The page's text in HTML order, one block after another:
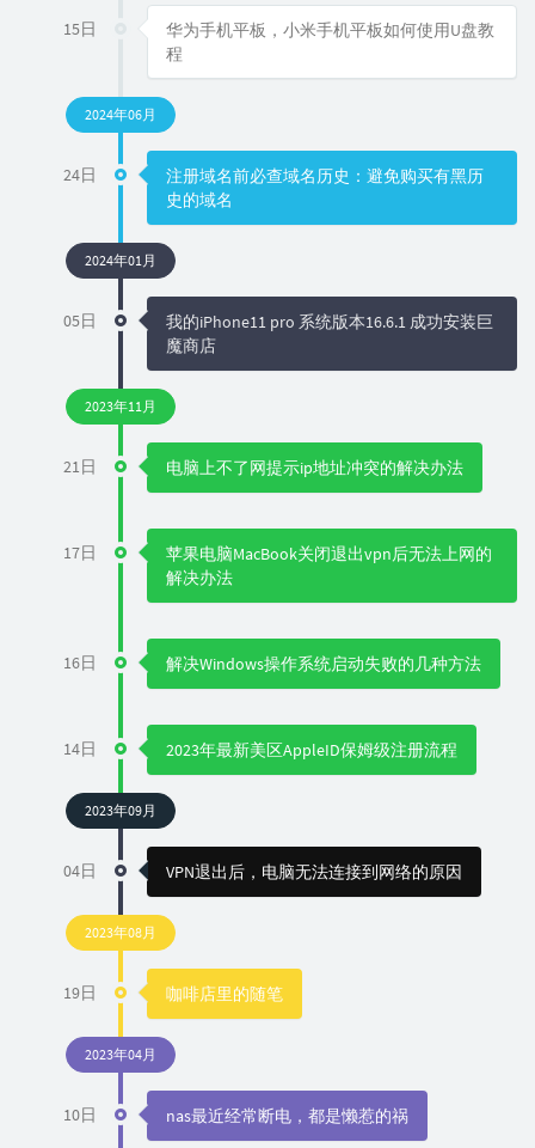
15日
华为手机平板，小米手机平板如何使用U盘教
程
2024年06月
24日
注册域名前必查域名历史：避免购买有黑历
史的域名
2024年01月
05日
我的iPhone11 pro 系统版本16.6.1 成功安装巨
魔商店
2023年11月
21日 电脑上不了网提示ip地址冲突的解决办法
17日
苹果电脑MacBook关闭退出vpn后无法上网的
解决办法
16日 解决Windows操作系统启动失败的几种方法
14日 2023年最新美区AppleID保姆级注册流程
2023年09月
04日 VPN退出后，电脑无法连接到网络的原因
2023年08月
19日 咖啡店里的随笔
2023年04月
10日 nas最近经常断电，都是懒惹的祸